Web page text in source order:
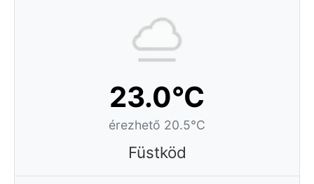
23.0°C
érezhető 20.5°C
Füstköd